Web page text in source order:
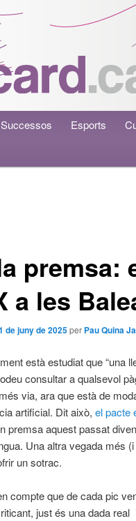
Successos Esports
premsa:
a les
de juny de 2025per Pau Quina
està estudiat que “una
consultar a qualsevol
via, ara que està de
artificial. Dit això, el pacte
premsa aquest passat
Una altra vegada més
un sotrac.
compte que de cada pic
just és una dada